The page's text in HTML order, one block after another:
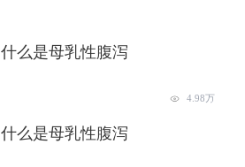
什么是母乳性腹泻
4.98万
什么是母乳性腹泻